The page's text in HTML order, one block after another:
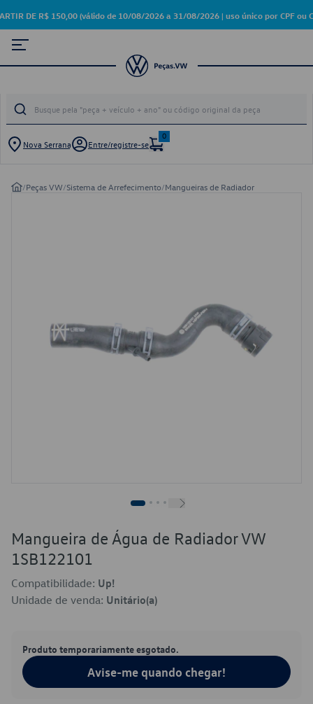
DE R$ 150,00 (válido de 10/08/2026 a 31/08/2026 | uso único por CPF ou
Nova Serrana Entre/registre-se
0
/Peças VW/Sistema de Arrefecimento/Mangueiras de Radiador
Mangueira de Água de Radiador VW
1SB122101
Compatibilidade: Up!
Unidade de venda: Unitário(a)
Produto temporariamente esgotado.
Avise-me quando chegar!